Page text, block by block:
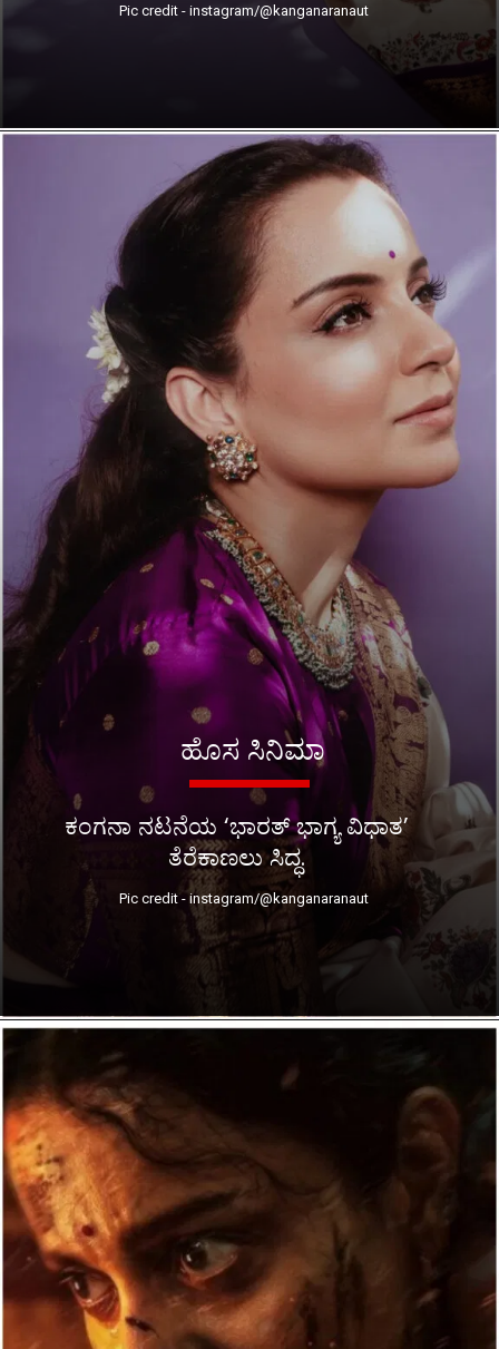
Pic credit - instagram/@kanganaranaut
ಕಂಗನಾ ನಟನೆಯ ‘ಭಾರತ್ ಭಾಗ್ಯ ವಿಧಾತ’
ತೆರೆಕಾಣಲು ಸಿದ್ಧ.
ಹೊಸ ಸಿನಿಮಾ
Pic credit - instagram/@kanganaranaut